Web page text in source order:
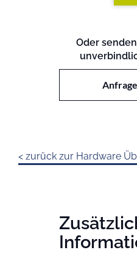
Switch
Menge
Oder
< zurück zur Hardware